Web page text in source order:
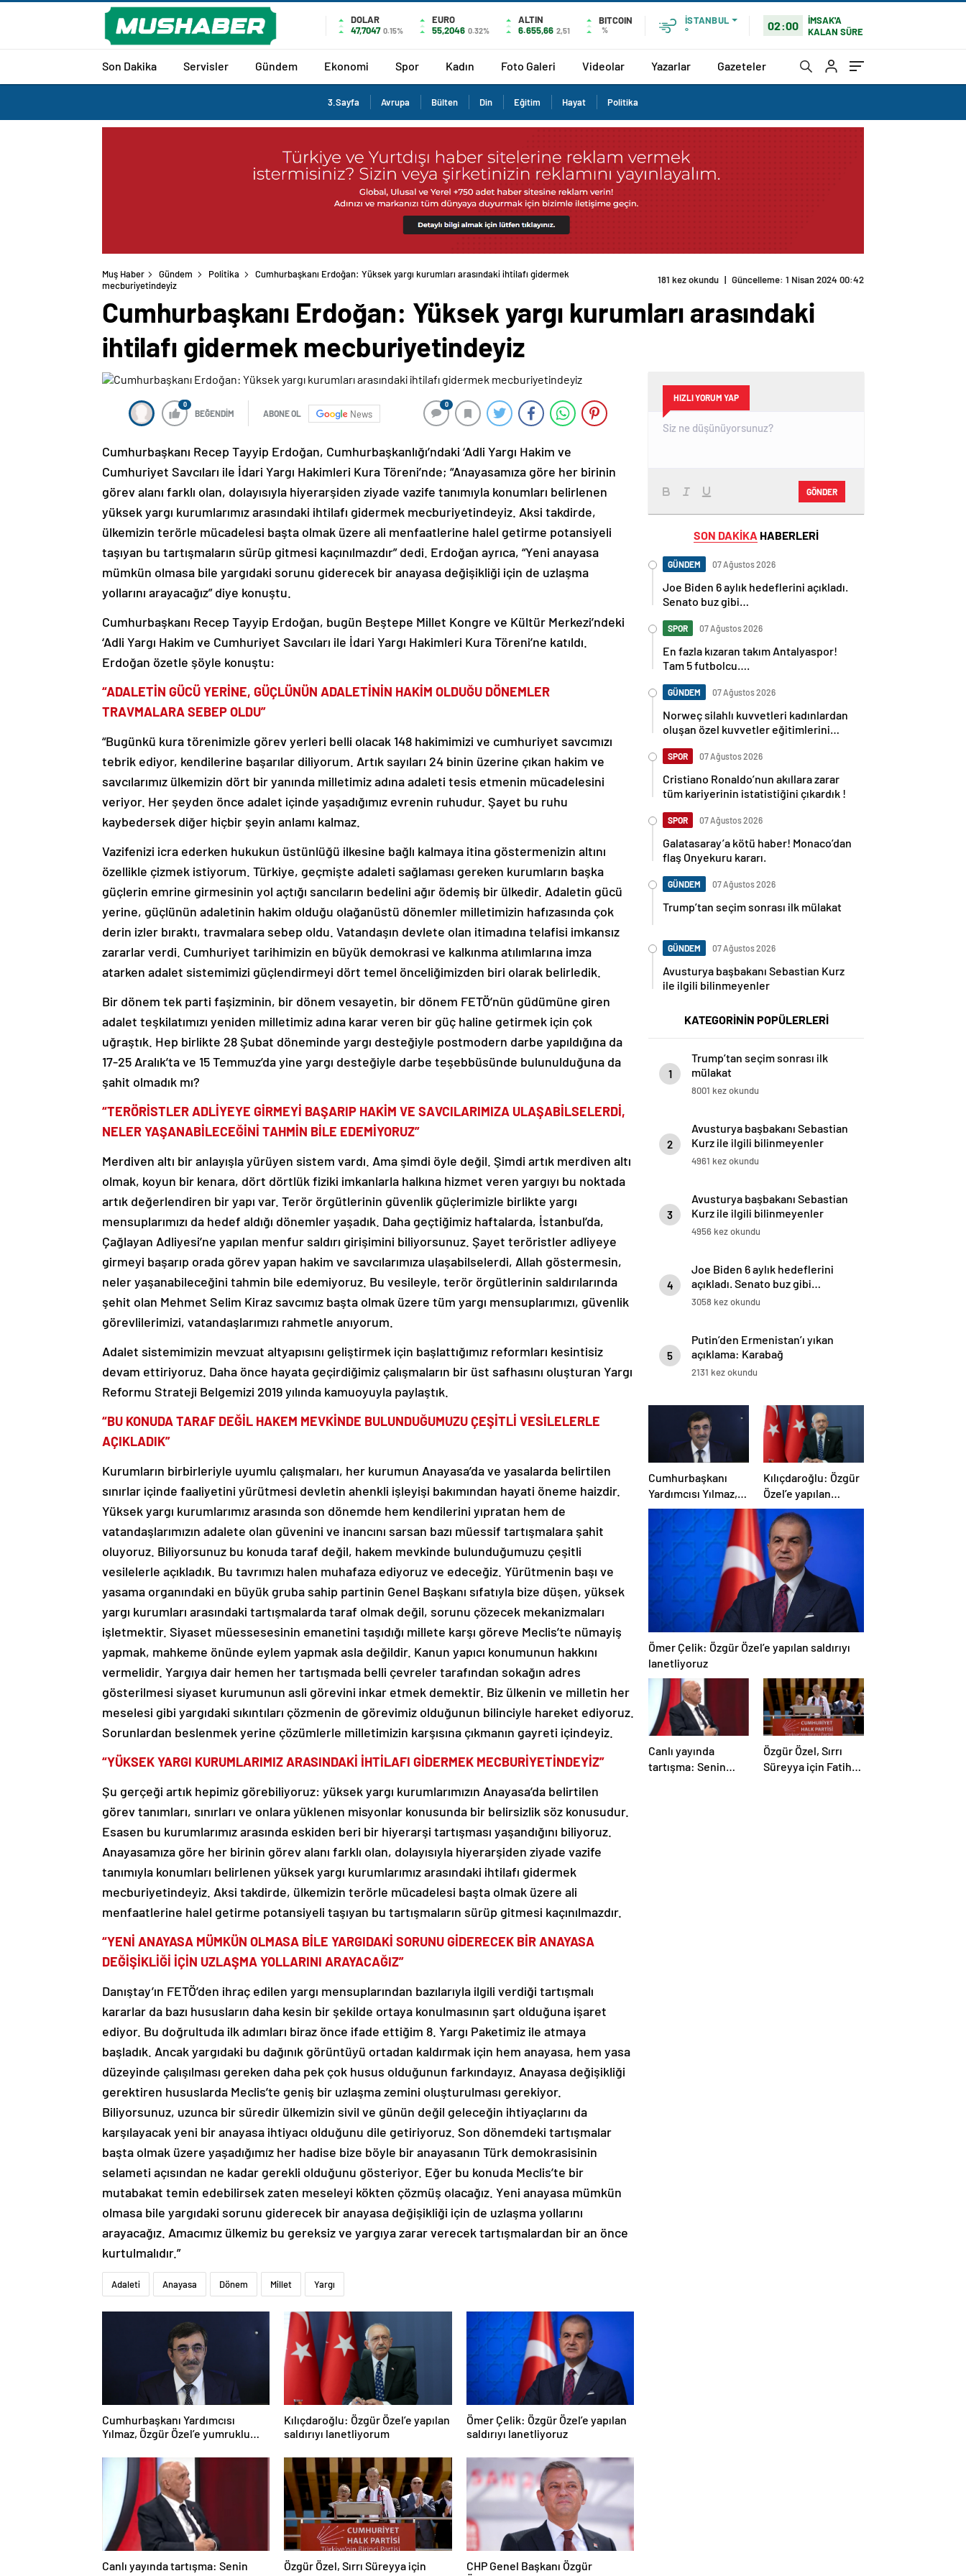
DOLAR
47,7047 0.15%
EURO
55,2046 0.32%
ALTIN
6.655,66 2,51
BITCOIN
%
İSTANBUL
°
02:00
İMSAK'A
KALAN SÜRE
Son Dakika Servisler Gündem Ekonomi Spor Kadın Foto Galeri Videolar Yazarlar Gazeteler
3.Sayfa Avrupa Bülten Din Eğitim Hayat Politika
Muş Haber Gündem Politika
Cumhurbaşkanı Erdoğan: Yüksek yargı kurumları arasındaki ihtilafı gidermek
mecburiyetindeyiz
181 kez okundu | Güncelleme: 1 Nisan 2024 00:42
Cumhurbaşkanı Erdoğan: Yüksek yargı kurumları arasındaki
ihtilafı gidermek mecburiyetindeyiz
0
BEĞENDİM ABONE OL News
0
Cumhurbaşkanı Recep Tayyip Erdoğan, Cumhurbaşkanlığı’ndaki ‘Adli Yargı Hakim ve
Cumhuriyet Savcıları ile İdari Yargı Hakimleri Kura Töreni’nde; “Anayasamıza göre her birinin
görev alanı farklı olan, dolayısıyla hiyerarşiden ziyade vazife tanımıyla konumları belirlenen
yüksek yargı kurumlarımız arasındaki ihtilafı gidermek mecburiyetindeyiz. Aksi takdirde,
ülkemizin terörle mücadelesi başta olmak üzere ali menfaatlerine halel getirme potansiyeli
taşıyan bu tartışmaların sürüp gitmesi kaçınılmazdır” dedi. Erdoğan ayrıca, “Yeni anayasa
mümkün olmasa bile yargıdaki sorunu giderecek bir anayasa değişikliği için de uzlaşma
yollarını arayacağız” diye konuştu.
Cumhurbaşkanı Recep Tayyip Erdoğan, bugün Beştepe Millet Kongre ve Kültür Merkezi’ndeki
‘Adli Yargı Hakim ve Cumhuriyet Savcıları ile İdari Yargı Hakimleri Kura Töreni’ne katıldı.
Erdoğan özetle şöyle konuştu:
“ADALETİN GÜCÜ YERİNE, GÜÇLÜNÜN ADALETİNİN HAKİM OLDUĞU DÖNEMLER
TRAVMALARA SEBEP OLDU”
“Bugünkü kura törenimizle görev yerleri belli olacak 148 hakimimizi ve cumhuriyet savcımızı
tebrik ediyor, kendilerine başarılar diliyorum. Artık sayıları 24 binin üzerine çıkan hakim ve
savcılarımız ülkemizin dört bir yanında milletimiz adına adaleti tesis etmenin mücadelesini
veriyor. Her şeyden önce adalet içinde yaşadığımız evrenin ruhudur. Şayet bu ruhu
kaybedersek diğer hiçbir şeyin anlamı kalmaz.
Vazifenizi icra ederken hukukun üstünlüğü ilkesine bağlı kalmaya itina göstermenizin altını
özellikle çizmek istiyorum. Türkiye, geçmişte adaleti sağlaması gereken kurumların başka
güçlerin emrine girmesinin yol açtığı sancıların bedelini ağır ödemiş bir ülkedir. Adaletin gücü
yerine, güçlünün adaletinin hakim olduğu olağanüstü dönemler milletimizin hafızasında çok
derin izler bıraktı, travmalara sebep oldu. Vatandaşın devlete olan itimadına telafisi imkansız
zararlar verdi. Cumhuriyet tarihimizin en büyük demokrasi ve kalkınma atılımlarına imza
atarken adalet sistemimizi güçlendirmeyi dört temel önceliğimizden biri olarak belirledik.
Bir dönem tek parti faşizminin, bir dönem vesayetin, bir dönem FETÖ’nün güdümüne giren
adalet teşkilatımızı yeniden milletimiz adına karar veren bir güç haline getirmek için çok
uğraştık. Hep birlikte 28 Şubat döneminde yargı desteğiyle postmodern darbe yapıldığına da
17-25 Aralık’ta ve 15 Temmuz’da yine yargı desteğiyle darbe teşebbüsünde bulunulduğuna da
şahit olmadık mı?
“TERÖRİSTLER ADLİYEYE GİRMEYİ BAŞARIP HAKİM VE SAVCILARIMIZA ULAŞABİLSELERDİ,
NELER YAŞANABİLECEĞİNİ TAHMİN BİLE EDEMİYORUZ”
Merdiven altı bir anlayışla yürüyen sistem vardı. Ama şimdi öyle değil. Şimdi artık merdiven altı
olmak, koyun bir kenara, dört dörtlük fiziki imkanlarla halkına hizmet veren yargıyı bu noktada
artık değerlendiren bir yapı var. Terör örgütlerinin güvenlik güçlerimizle birlikte yargı
mensuplarımızı da hedef aldığı dönemler yaşadık. Daha geçtiğimiz haftalarda, İstanbul’da,
Çağlayan Adliyesi’ne yapılan menfur saldırı girişimini biliyorsunuz. Şayet teröristler adliyeye
girmeyi başarıp orada görev yapan hakim ve savcılarımıza ulaşabilselerdi, Allah göstermesin,
neler yaşanabileceğini tahmin bile edemiyoruz. Bu vesileyle, terör örgütlerinin saldırılarında
şehit olan Mehmet Selim Kiraz savcımız başta olmak üzere tüm yargı mensuplarımızı, güvenlik
görevlilerimizi, vatandaşlarımızı rahmetle anıyorum.
Adalet sistemimizin mevzuat altyapısını geliştirmek için başlattığımız reformları kesintisiz
devam ettiriyoruz. Daha önce hayata geçirdiğimiz çalışmaların bir üst safhasını oluşturan Yargı
Reformu Strateji Belgemizi 2019 yılında kamuoyuyla paylaştık.
“BU KONUDA TARAF DEĞİL HAKEM MEVKİNDE BULUNDUĞUMUZU ÇEŞİTLİ VESİLELERLE
AÇIKLADIK”
Kurumların birbirleriyle uyumlu çalışmaları, her kurumun Anayasa’da ve yasalarda belirtilen
sınırlar içinde faaliyetini yürütmesi devletin ahenkli işleyişi bakımından hayati öneme haizdir.
Yüksek yargı kurumlarımız arasında son dönemde hem kendilerini yıpratan hem de
vatandaşlarımızın adalete olan güvenini ve inancını sarsan bazı müessif tartışmalara şahit
oluyoruz. Biliyorsunuz bu konuda taraf değil, hakem mevkinde bulunduğumuzu çeşitli
vesilelerle açıkladık. Bu tavrımızı halen muhafaza ediyoruz ve edeceğiz. Yürütmenin başı ve
yasama organındaki en büyük gruba sahip partinin Genel Başkanı sıfatıyla bize düşen, yüksek
yargı kurumları arasındaki tartışmalarda taraf olmak değil, sorunu çözecek mekanizmaları
işletmektir. Siyaset müessesesinin emanetini taşıdığı millete karşı göreve Meclis’te nümayiş
yapmak, mahkeme önünde eylem yapmak asla değildir. Kanun yapıcı konumunun hakkını
vermelidir. Yargıya dair hemen her tartışmada belli çevreler tarafından sokağın adres
gösterilmesi siyaset kurumunun asli görevini inkar etmek demektir. Biz ülkenin ve milletin her
meselesi gibi yargıdaki sıkıntıları çözmenin de görevimiz olduğunun bilinciyle hareket ediyoruz.
Sorunlardan beslenmek yerine çözümlerle milletimizin karşısına çıkmanın gayreti içindeyiz.
“YÜKSEK YARGI KURUMLARIMIZ ARASINDAKİ İHTİLAFI GİDERMEK MECBURİYETİNDEYİZ”
Şu gerçeği artık hepimiz görebiliyoruz: yüksek yargı kurumlarımızın Anayasa’da belirtilen
görev tanımları, sınırları ve onlara yüklenen misyonlar konusunda bir belirsizlik söz konusudur.
Esasen bu kurumlarımız arasında eskiden beri bir hiyerarşi tartışması yaşandığını biliyoruz.
Anayasamıza göre her birinin görev alanı farklı olan, dolayısıyla hiyerarşiden ziyade vazife
tanımıyla konumları belirlenen yüksek yargı kurumlarımız arasındaki ihtilafı gidermek
mecburiyetindeyiz. Aksi takdirde, ülkemizin terörle mücadelesi başta olmak üzere ali
menfaatlerine halel getirme potansiyeli taşıyan bu tartışmaların sürüp gitmesi kaçınılmazdır.
“YENİ ANAYASA MÜMKÜN OLMASA BİLE YARGIDAKİ SORUNU GİDERECEK BİR ANAYASA
DEĞİŞİKLİĞİ İÇİN UZLAŞMA YOLLARINI ARAYACAĞIZ”
Danıştay’ın FETÖ’den ihraç edilen yargı mensuplarından bazılarıyla ilgili verdiği tartışmalı
kararlar da bazı hususların daha kesin bir şekilde ortaya konulmasının şart olduğuna işaret
ediyor. Bu doğrultuda ilk adımları biraz önce ifade ettiğim 8. Yargı Paketimiz ile atmaya
başladık. Ancak yargıdaki bu dağınık görüntüyü ortadan kaldırmak için hem anayasa, hem yasa
düzeyinde çalışılması gereken daha pek çok husus olduğunun farkındayız. Anayasa değişikliği
gerektiren hususlarda Meclis’te geniş bir uzlaşma zemini oluşturulması gerekiyor.
Biliyorsunuz, uzunca bir süredir ülkemizin sivil ve günün değil geleceğin ihtiyaçlarını da
karşılayacak yeni bir anayasa ihtiyacı olduğunu dile getiriyoruz. Son dönemdeki tartışmalar
başta olmak üzere yaşadığımız her hadise bize böyle bir anayasanın Türk demokrasisinin
selameti açısından ne kadar gerekli olduğunu gösteriyor. Eğer bu konuda Meclis’te bir
mutabakat temin edebilirsek zaten meseleyi kökten çözmüş olacağız. Yeni anayasa mümkün
olmasa bile yargıdaki sorunu giderecek bir anayasa değişikliği için de uzlaşma yollarını
arayacağız. Amacımız ülkemiz bu gereksiz ve yargıya zarar verecek tartışmalardan bir an önce
kurtulmalıdır.”
Adaleti Anayasa Dönem Millet Yargı
Cumhurbaşkanı Yardımcısı
Yılmaz, Özgür Özel’e yumruklu
Kılıçdaroğlu: Özgür Özel’e yapılan
saldırıyı lanetliyorum
Ömer Çelik: Özgür Özel’e yapılan
saldırıyı lanetliyoruz
Canlı yayında tartışma: Senin
Özgür Özel, Sırrı Süreyya için
CHP Genel Başkanı Özgür
HIZLI YORUM YAP
GÖNDER
SON DAKİKA HABERLERİ
GÜNDEM 07 Ağustos 2026
Joe Biden 6 aylık hedeflerini açıkladı.
Senato buz gibi…
SPOR 07 Ağustos 2026
En fazla kızaran takım Antalyaspor!
Tam 5 futbolcu….
GÜNDEM 07 Ağustos 2026
Norweç silahlı kuvvetleri kadınlardan
oluşan özel kuvvetler eğitimlerini
SPOR 07 Ağustos 2026
Cristiano Ronaldo’nun akıllara zarar
tüm kariyerinin istatistiğini çıkardık !
SPOR 07 Ağustos 2026
Galatasaray’a kötü haber! Monaco’dan
flaş Onyekuru kararı.
GÜNDEM 07 Ağustos 2026
Trump’tan seçim sonrası ilk mülakat
GÜNDEM 07 Ağustos 2026
Avusturya başbakanı Sebastian Kurz
ile ilgili bilinmeyenler
KATEGORİNİN POPÜLERLERİ
1
Trump’tan seçim sonrası ilk
mülakat
8001 kez okundu
2
Avusturya başbakanı Sebastian
Kurz ile ilgili bilinmeyenler
4961 kez okundu
3
Avusturya başbakanı Sebastian
Kurz ile ilgili bilinmeyenler
4956 kez okundu
4
Joe Biden 6 aylık hedeflerini
açıkladı. Senato buz gibi…
3058 kez okundu
5
Putin’den Ermenistan’ı yıkan
açıklama: Karabağ
Azerbaycan’ın ayrılmaz bir
2131 kez okundu
Cumhurbaşkanı
Yardımcısı Yılmaz,
Özgür Özel’e
yumruklu saldırıyı
kınadı
Kılıçdaroğlu: Özgür
Özel’e yapılan
saldırıyı
lanetliyorum
Ömer Çelik: Özgür Özel’e yapılan saldırıyı
lanetliyoruz
Canlı yayında
tartışma: Senin
Özgür Özel, Sırrı
Süreyya için Fatiha